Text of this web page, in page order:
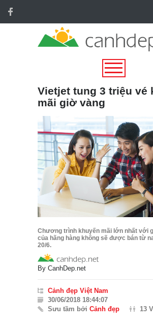
Vietjet tung 3 triệu vé
mãi giờ vàng
Chương trình khuyến mãi lớn nhất với
của hãng hàng không sẽ được bán từ
20/6.
By CanhDep.net
Cảnh đẹp Việt Nam
30/06/2018 18:44:07
Sưu tầm bởi Cảnh đẹp 13